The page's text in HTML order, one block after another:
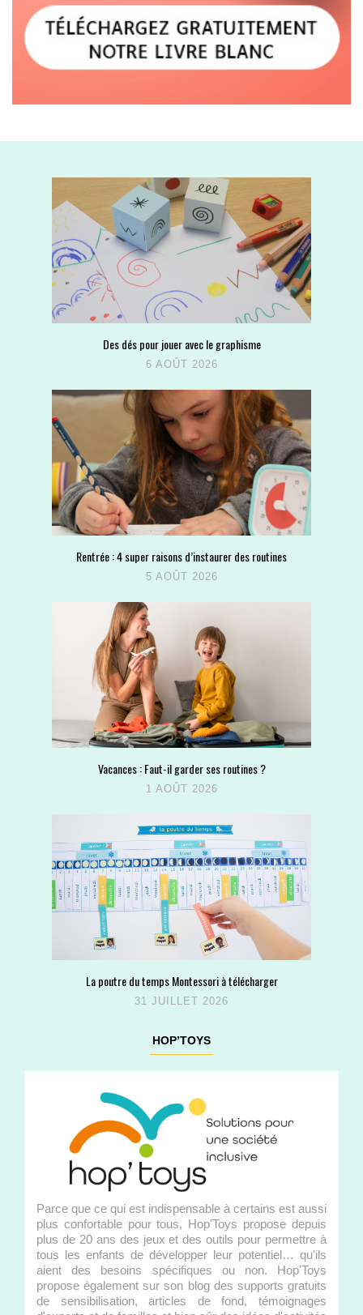
Des dés pour jouer avec le graphisme
6 AOÛT 2026
Rentrée : 4 super raisons d’instaurer des routines
5 AOÛT 2026
Vacances : Faut-il garder ses routines ?
1 AOÛT 2026
La poutre du temps Montessori à télécharger
31 JUILLET 2026
HOP’TOYS
Parce que ce qui est indispensable à certains est aussi
plus confortable pour tous, Hop'Toys propose depuis
plus de 20 ans des jeux et des outils pour permettre à
tous les enfants de développer leur potentiel… qu'ils
aient des besoins spécifiques ou non. Hop'Toys
propose également sur son blog des supports gratuits
de sensibilisation, articles de fond, témoignages